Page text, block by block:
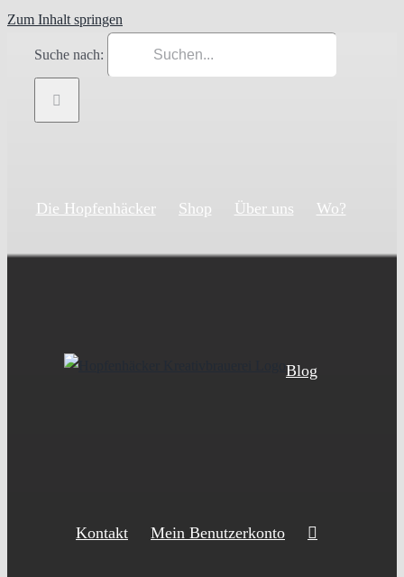
Zum Inhalt springen
Suche nach:
Die Hopfenhäcker Shop Über uns Wo?
Blog
Kontakt Mein Benutzerkonto